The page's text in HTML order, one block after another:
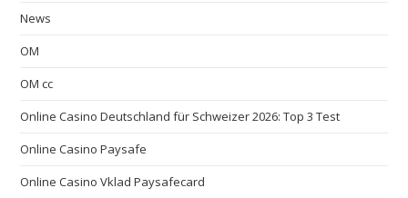
News
OM
OM cc
Online Casino Deutschland für Schweizer 2026: Top 3 Test
Online Casino Paysafe
Online Casino Vklad Paysafecard